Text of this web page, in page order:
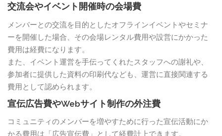
交流会やイベント開催時の会場費
メンバーとの交流を目的としたオフラインイベントやセミナ
ーを開催した場合、その会場レンタル費用や設営にかかった
費用は経費になります。
また、イベント運営を手伝ってくれたスタッフへの謝礼や、
参加者に提供した資料の印刷代なども、運営に直接関連する
費用として認められます。
宣伝広告費やWebサイト制作の外注費
コミュニティのメンバーを増やすために行った宣伝活動にか
かる費用は「広告宣伝費」として経費計上できます。